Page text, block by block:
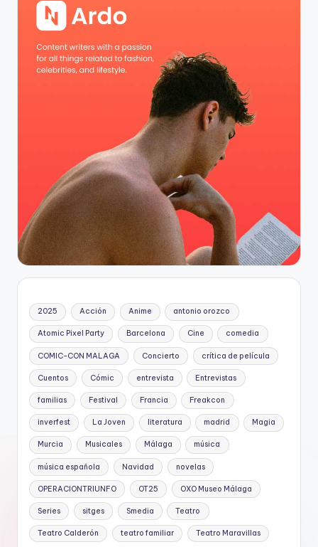
2025 Acción Anime antonio orozco
Atomic Pixel Party Barcelona Cine comedia
COMIC-CON MALAGA Concierto crítica de película
Cuentos Cómic entrevista Entrevistas
familias Festival Francia Freakcon
inverfest La Joven literatura madrid Magia
Murcia Musicales Málaga música
música española Navidad novelas
OPERACIONTRIUNFO OT25 OXO Museo Málaga
Series sitges Smedia Teatro
Teatro Calderón teatro familiar Teatro Maravillas